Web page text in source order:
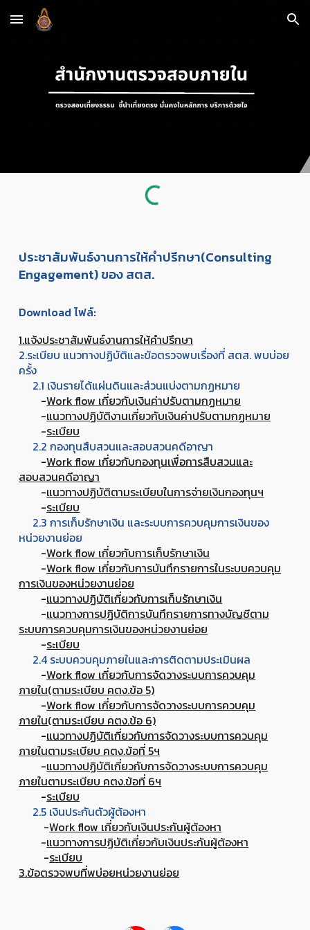
Skip to main content Skip to navigation
ประชาสัมพันธ์งานการให้คำปรึกษา(Consulting
Engagement) ของ สตส.
Download ไฟล์:
1.แจ้งประชาสัมพันธ์งานการให้คำปรึกษา
2.ระเบียบ แนวทางปฏิบัติและข้อตรวจพบเรื่องที่ สตส. พบบ่อย
ครั้ง
2.1 เงินรายได้แผ่นดินและส่วนแบ่งตามกฏหมาย
-Work flow เกี่ยวกับเงินค่าปรับตามกฏหมาย
-แนวทางปฏิบัติงานเกี่ยวกับเงินค่าปรับตามกฏหมาย
-ระเบียบ
2.2 กองทุนสืบสวนและสอบสวนคดีอาญา
-Work flow เกี่ยวกับกองทุนเพื่อการสืบสวนและ
สอบสวนคดีอาญา
-แนวทางปฏิบัติตามระเบียบในการจ่ายเงินกองทุนฯ
-ระเบียบ
2.3 การเก็บรักษาเงิน และระบบการควบคุมการเงินของ
หน่วยงานย่อย
-Work flow เกี่ยวกับการเก็บรักษาเงิน
-Work flow เกี่ยวกับการบันทึกรายการในระบบควบคุม
การเงินของหน่วยงานย่อย
-แนวทางปฏิบัติเกี่ยวกับการเก็บรักษาเงิน
-แนวทางการปฏิบัติการบันทึกรายการทางบัญชีตาม
ระบบการควบคุมการเงินของหน่วยงานย่อย
-ระเบียบ
2.4 ระบบควบคุมภายในและการติดตามประเมินผล
-Work flow เกี่ยวกับการจัดวางระบบการควบคุม
ภายใน(ตามระเบียบ คตง.ข้อ 5)
-Work flow เกี่ยวกับการจัดวางระบบการควบคุม
ภายใน(ตามระเบียบ คตง.ข้อ 6)
-แนวทางปฏิบัติเกี่ยวกับการจัดวางระบบการควบคุม
ภายในตามระเบียบ คตง.ข้อที่ 5ฯ
-แนวทางปฏิบัติเกี่ยวกับการจัดวางระบบการควบคุม
ภายในตามระเบียบ คตง.ข้อที่ 6ฯ
-ระเบียบ
2.5 เงินประกันตัวผู้ต้องหา
-Work flow เกี่ยวกับเงินประกันผู้ต้องหา
-แนวทางการปฏิบัติเกี่ยวกับเงินประกันผู้ต้องหา
-ระเบียบ
3.ข้อตรวจพบที่พบ่อยหน่วยงานย่อย